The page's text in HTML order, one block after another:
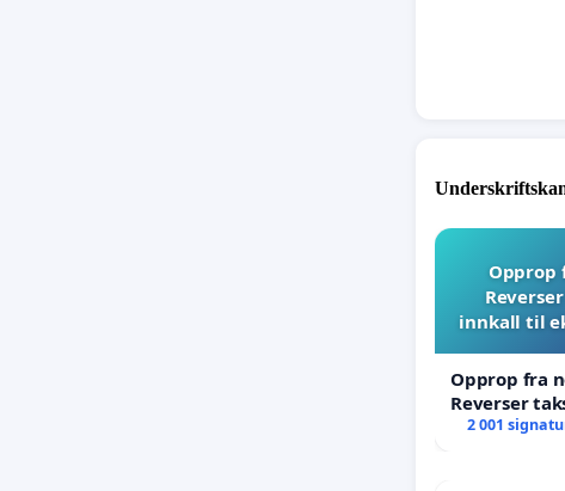
Opprop
innkall til
Opprop fra
Reverser
til2 001